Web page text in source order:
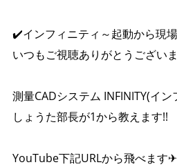
✔️インフィニティ～起動から現
いつもご視聴ありがとうござい
測量CADシステム INFINITY(イ
しょうた部長が1から教えます!!
YouTube下記URLから飛べま